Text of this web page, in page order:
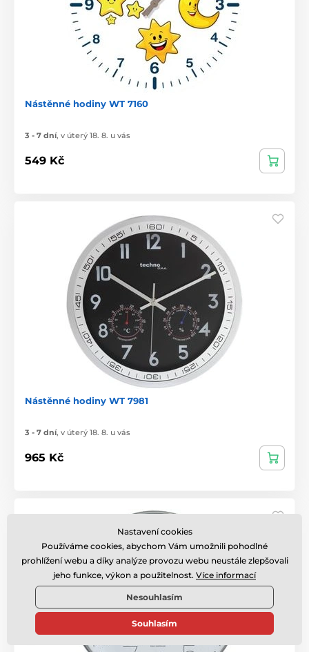
Nástěnné hodiny WT 7160
3 - 7 dní, v úterý 18. 8. u vás
549 Kč
Nástěnné hodiny WT 7981
3 - 7 dní, v úterý 18. 8. u vás
965 Kč
Nastavení cookies
Používáme cookies, abychom Vám umožnili pohodlné
prohlížení webu a díky analýze provozu webu neustále zlepšovali
jeho funkce, výkon a použitelnost. Více informací
Nesouhlasím
Souhlasím